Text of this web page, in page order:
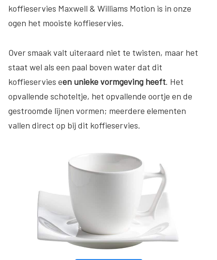
koffieservies Maxwell & Williams Motion is in onze
ogen het mooiste koffieservies.
Over smaak valt uiteraard niet te twisten, maar het
staat wel als een paal boven water dat dit
koffieservies een unieke vormgeving heeft. Het
opvallende schoteltje, het opvallende oortje en de
gestroomde lijnen vormen; meerdere elementen
vallen direct op bij dit koffieservies.